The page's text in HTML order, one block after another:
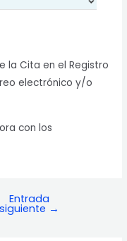
la Cita en el Registro
electrónico y/o
con los
Entrada
siguiente →